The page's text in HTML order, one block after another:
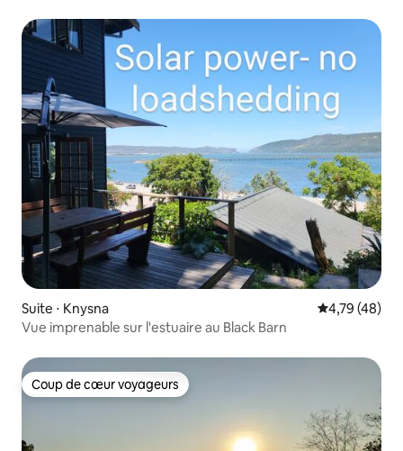
Suite ⋅ Knysna Évaluation
4,79 (48)
Vue imprenable sur l'estuaire au Black Barn
Coup de cœur voyageurs
Coup de cœur voyageurs